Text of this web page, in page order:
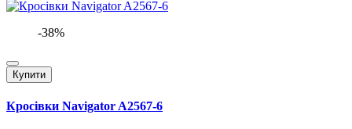
-38%
Купити
Кросівки Navigator A2567-6